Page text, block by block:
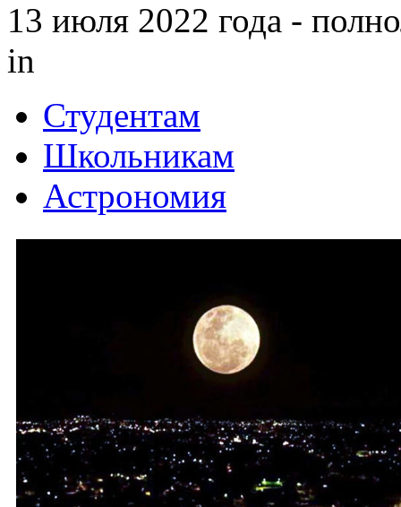
13 июля 2022 года -
in
Студентам
Школьникам
Астрономия